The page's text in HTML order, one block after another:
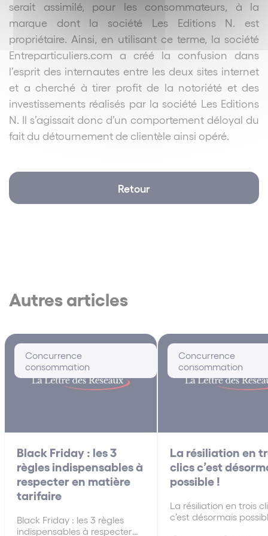
serait assimilé, pour les consommateurs, à la
marque dont la société Les Editions N. est
propriétaire. Ainsi, en utilisant ce terme, la société
Entreparticuliers.com a créé la confusion dans
l’esprit des internautes entre les deux sites internet
et a cherché à tirer profit de la notoriété et des
investissements réalisés par la société Les Editions
N. Il s’agissait donc d’un comportement déloyal du
fait du détournement de clientèle ainsi opéré.
Retour
Autres articles
Concurrence
consommation
Black Friday : les 3
règles indispensables à
respecter en matière
tarifaire
Black Friday : les 3 règles
indispensables à respecter
Concurrence
consommation
La résiliation en
clics c’est
possible !
La résiliation en trois
c’est désormais